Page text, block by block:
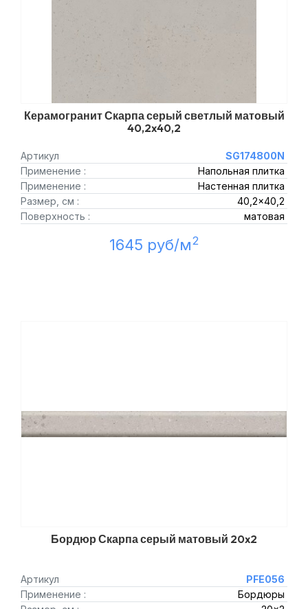
Керамогранит Скарпа серый светлый матовый
40,2x40,2
Артикул
SG174800N
Применение :
Напольная плитка
Применение :
Настенная плитка
Размер, см :
40,2x40,2
Поверхность :
матовая
1645 руб/м2
Бордюр Скарпа серый матовый 20x2
Артикул
PFE056
Применение :
Бордюры